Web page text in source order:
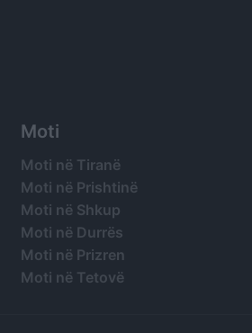
Moti
Moti në Tiranë
Moti në Prishtinë
Moti në Shkup
Moti në Durrës
Moti në Prizren
Moti në Tetovë